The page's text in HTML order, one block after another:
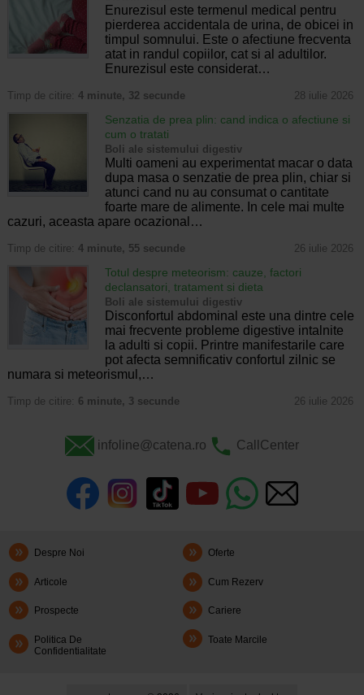
Enurezisul este termenul medical pentru
pierderea accidentala de urina, de obicei in
timpul somnului. Este o afectiune frecventa
atat in randul copiilor, cat si al adultilor.
Enurezisul este considerat…
Timp de citire: 4 minute, 32 secunde 28 iulie 2026
Senzatia de prea plin: cand indica o afectiune si
cum o tratati
Boli ale sistemului digestiv
Multi oameni au experimentat macar o data
dupa masa o senzatie de prea plin, chiar si
atunci cand nu au consumat o cantitate
foarte mare de alimente. In cele mai multe
cazuri, aceasta apare ocazional…
Timp de citire: 4 minute, 55 secunde 26 iulie 2026
Totul despre meteorism: cauze, factori
declansatori, tratament si dieta
Boli ale sistemului digestiv
Disconfortul abdominal este una dintre cele
mai frecvente probleme digestive intalnite
la adulti si copii. Printre manifestarile care
pot afecta semnificativ confortul zilnic se
numara si meteorismul,…
Timp de citire: 6 minute, 3 secunde 26 iulie 2026
infoline@catena.ro CallCenter
Despre Noi Oferte
Articole Cum Rezerv
Prospecte Cariere
Politica De
Confidentialitate
Toate Marcile